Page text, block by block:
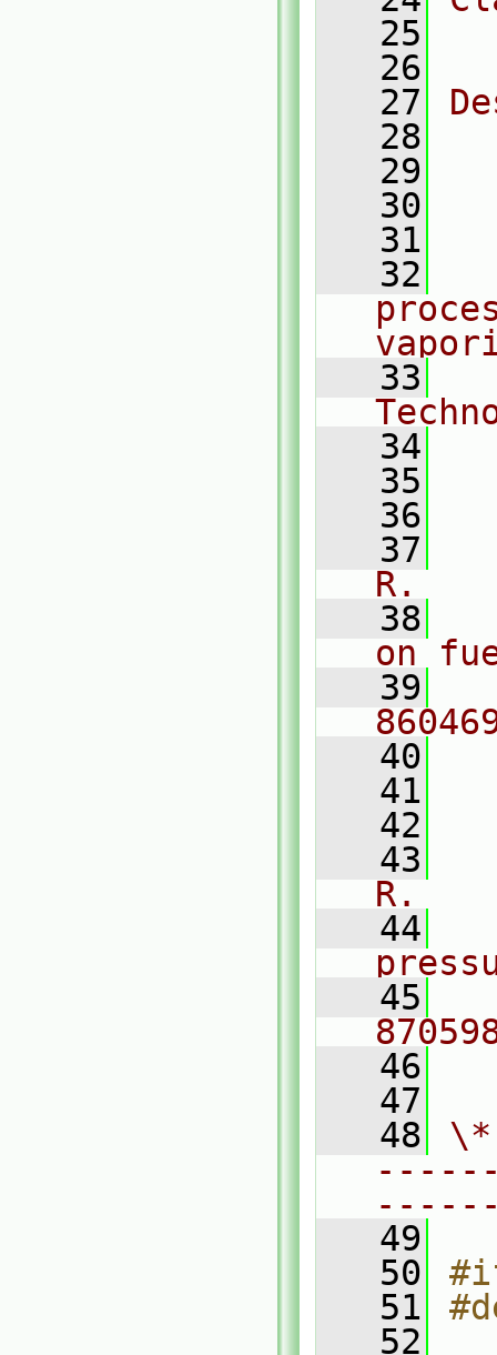
   25
   26
   27
   28
   29
   30
   31
   32
   33
   34
   35
   36
   37
R.
   38
on
   39
   40
   41
   42
   43
R.
   44
   45
   46
   47
   48
   49
   50
   51
   52